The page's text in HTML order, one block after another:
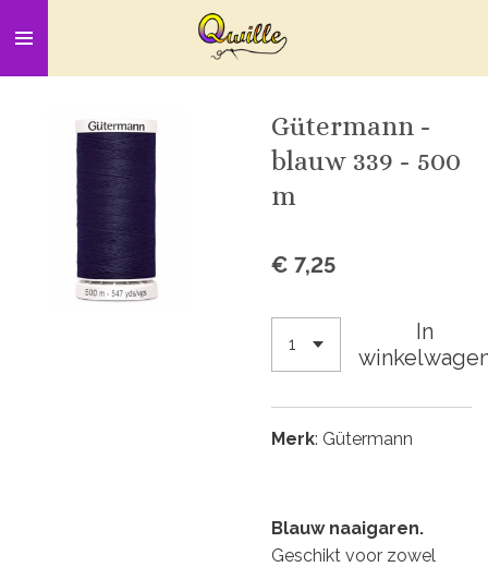
direct
naar
hoofdinhoud
Gütermann -
blauw 339 - 500
m
€ 7,25
In
Merk: Gütermann
Blauw naaigaren.
Geschikt voor zowel